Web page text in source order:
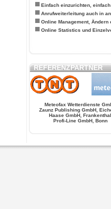
Einfach einzurichten,
Anrufweiterleitung auch in
Online Management, Ändern
Online Statistics und
REFERENZPARTNER
Meteofax Wetterdienste
Zaunz Publishing GmbH,
Haase GmbH, Frankenthal
Profi-Line GmbH, Bonn